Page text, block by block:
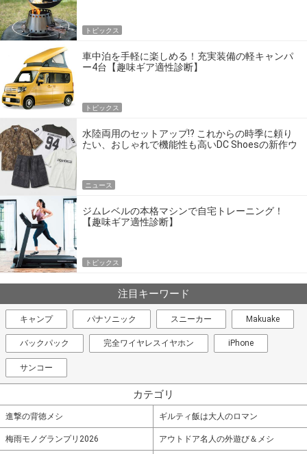
トピックス
車中泊を手軽に楽しめる！充実装備の軽キャンパ
ー4台【趣味ギア適性診断】
トピックス
水陸両用のセットアップ!? これからの時季に頼り
たい、おしゃれで機能性も高いDC Shoesの新作ウ
ニュース
ジムレベルの本格マシンで自宅トレーニング！
【趣味ギア適性診断】
トピックス
注目キーワード
キャンプ パナソニック スニーカー Makuake
バックパック 完全ワイヤレスイヤホン iPhone
サンコー
カテゴリ
進撃の背徳メシ ギルティ飯は大人のロマン
梅雨モノグランプリ2026 アウトドア名人の外遊び＆メシ